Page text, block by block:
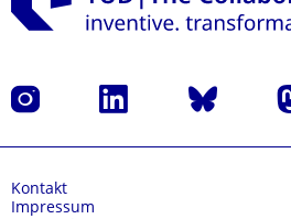
Instagram LinkedIn Bluesky
Kontakt
Impressum